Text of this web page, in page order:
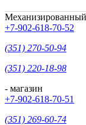
+7-902-618-70-52
(351) 270-50-94
(351) 220-18-98
- магазин
+7-902-618-70-51
(351) 269-60-74